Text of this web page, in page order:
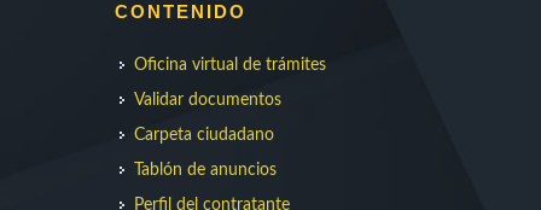
CONTENIDO
Oficina virtual de trámites
Validar documentos
Carpeta ciudadano
Tablón de anuncios
Perfil del contratante